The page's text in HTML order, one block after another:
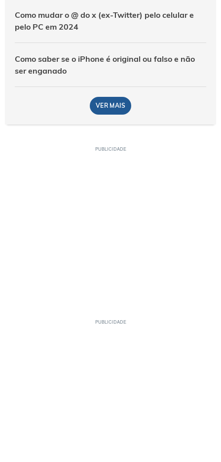
Como mudar o @ do x (ex-Twitter) pelo celular e
pelo PC em 2024
Como saber se o iPhone é original ou falso e não
ser enganado
VER MAIS